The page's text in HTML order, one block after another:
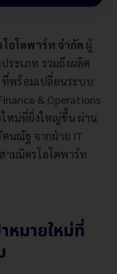
อโตพาร์ท จำกัด ผู้
ะเภท รวมถึงผลิต
ที่พร้อมเปลี่ยนระบบ
& Operations
ใหม่ที่ยิ่งใหญ่ขึ้น ผ่าน
นณัฐ จากฝ่าย IT
ามมิตรโอโตพาร์ท
หมายใหม่ที่